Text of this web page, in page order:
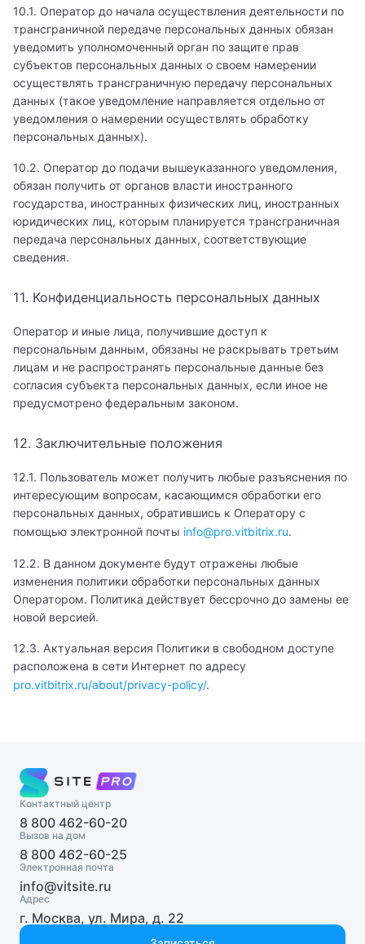
10.1. Оператор до начала осуществления деятельности по
трансграничной передаче персональных данных обязан
уведомить уполномоченный орган по защите прав
субъектов персональных данных о своем намерении
осуществлять трансграничную передачу персональных
данных (такое уведомление направляется отдельно от
уведомления о намерении осуществлять обработку
персональных данных).
10.2. Оператор до подачи вышеуказанного уведомления,
обязан получить от органов власти иностранного
государства, иностранных физических лиц, иностранных
юридических лиц, которым планируется трансграничная
передача персональных данных, соответствующие
сведения.
11. Конфиденциальность персональных данных
Оператор и иные лица, получившие доступ к
персональным данным, обязаны не раскрывать третьим
лицам и не распространять персональные данные без
согласия субъекта персональных данных, если иное не
предусмотрено федеральным законом.
12. Заключительные положения
12.1. Пользователь может получить любые разъяснения по
интересующим вопросам, касающимся обработки его
персональных данных, обратившись к Оператору с
помощью электронной почты info@pro.vitbitrix.ru.
12.2. В данном документе будут отражены любые
изменения политики обработки персональных данных
Оператором. Политика действует бессрочно до замены ее
новой версией.
12.3. Актуальная версия Политики в свободном доступе
расположена в сети Интернет по адресу
pro.vitbitrix.ru/about/privacy-policy/.
Контактный центр
8 800 462-60-20
Вызов на дом
8 800 462-60-25
Электронная почта
info@vitsite.ru
Адрес
г. Москва, ул. Мира, д. 22
Детский пластический хирург
Детский подолог (подиатр)
Детский проктолог
Детский психиатр
Детский психолог
Детский психотерапевт
Детский пульмонолог
Детский реабилитолог
Детский ревматолог
Детский рентгенолог
Детский рефлексотерапевт
Детский сексолог
Детский сомнолог
Детский сосудистый хирург
Детский спортивный врач
Детский стоматолог-гигиенист
Детский стоматолог-ортопед
Детский стоматолог-хирург
Детский сурдолог
Детский трихолог
Детский уролог
Детский физиотерапевт
Детский флеболог
Детский фониатр